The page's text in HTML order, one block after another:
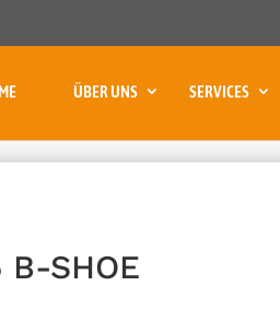
ÜBER UNS SERVICES
SHOE